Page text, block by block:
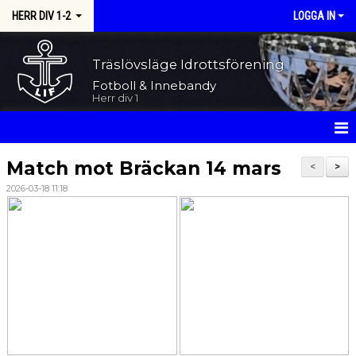
HERR DIV 1-2 LOGGA IN
Träslövsläge Idrottsförening
Fotboll & Innebandy
Herr div 1
HEM
NYHETER
>
<
Match mot Bräckan 14 mars
2026-03-18 11:18